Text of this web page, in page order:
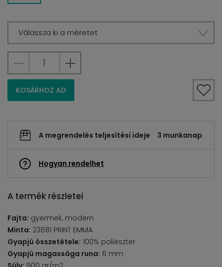
Válassza ki a méretet
KOSÁRHOZ AD
A megrendelés teljesítési ideje 3 munkanap
Hogyan rendelhet
A termék részletei
Fajta: gyermek, modern
Minta: 23681 PRINT EMMA
Gyapjú összetétele: 100% poliészter
Gyapjú magassága runa: 6 mm